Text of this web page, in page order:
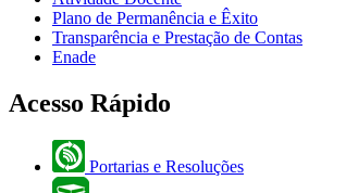
Plano de Permanência e Êxito
Transparência e Prestação de Contas
Enade
Acesso Rápido
Portarias e Resoluções